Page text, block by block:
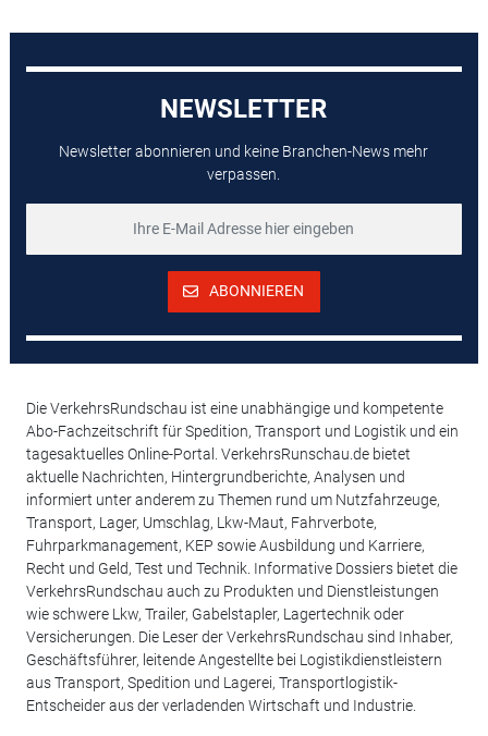
NEWSLETTER
Newsletter abonnieren und keine Branchen-News mehr
verpassen.
ABONNIEREN
Die VerkehrsRundschau ist eine unabhängige und kompetente
Abo-Fachzeitschrift für Spedition, Transport und Logistik und ein
tagesaktuelles Online-Portal. VerkehrsRunschau.de bietet
aktuelle Nachrichten, Hintergrundberichte, Analysen und
informiert unter anderem zu Themen rund um Nutzfahrzeuge,
Transport, Lager, Umschlag, Lkw-Maut, Fahrverbote,
Fuhrparkmanagement, KEP sowie Ausbildung und Karriere,
Recht und Geld, Test und Technik. Informative Dossiers bietet die
VerkehrsRundschau auch zu Produkten und Dienstleistungen
wie schwere Lkw, Trailer, Gabelstapler, Lagertechnik oder
Versicherungen. Die Leser der VerkehrsRundschau sind Inhaber,
Geschäftsführer, leitende Angestellte bei Logistikdienstleistern
aus Transport, Spedition und Lagerei, Transportlogistik-
Entscheider aus der verladenden Wirtschaft und Industrie.